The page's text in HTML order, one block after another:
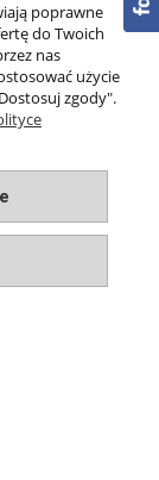
poprawne
do Twoich
nas
użycie
zgody".